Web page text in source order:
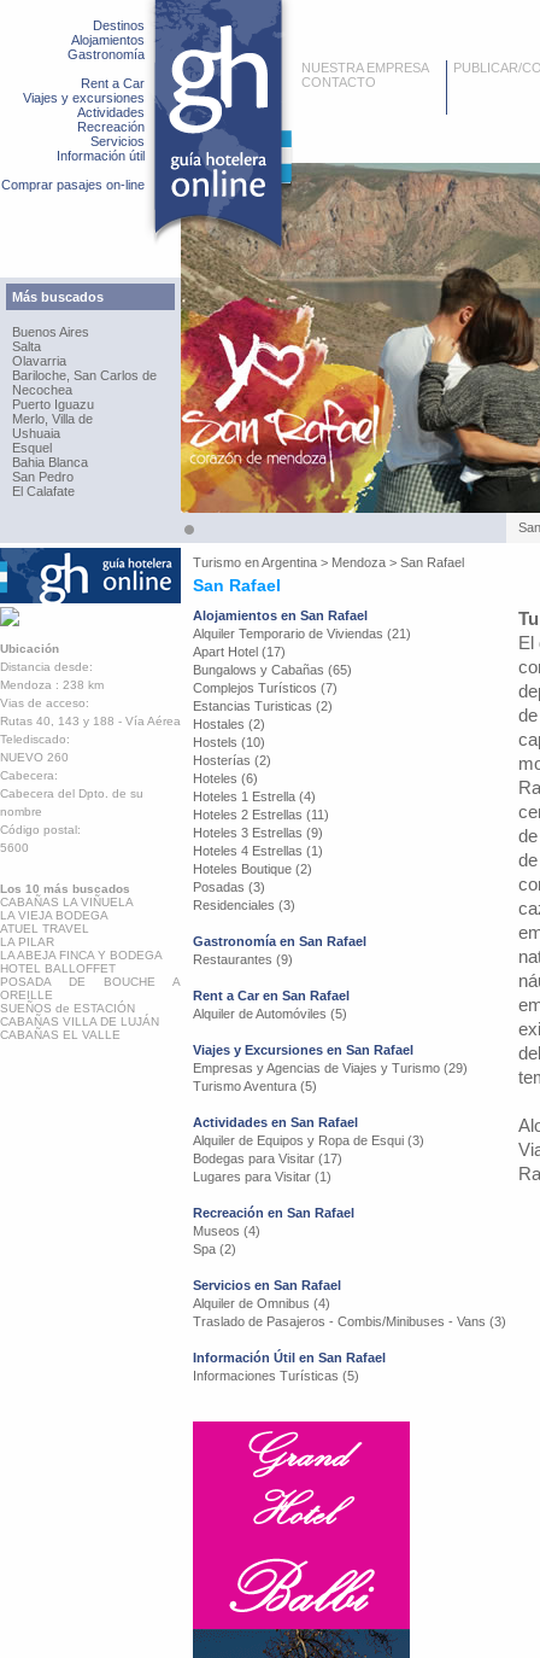
Destinos
Alojamientos
Gastronomía
Rent a Car
Viajes y excursiones
Actividades
Recreación
Servicios
Información útil
Comprar pasajes on-line
Más buscados
Buenos Aires
Salta
Olavarria
Bariloche, San Carlos de
Necochea
Puerto Iguazu
Merlo, Villa de
Ushuaia
Esquel
Bahia Blanca
San Pedro
El Calafate
NUESTRA EMPRESA
CONTACTO
PUBLICAR/
Turismo enArgentina > Mendoza > San Rafael
San Rafael
Ubicación
Distancia desde:
Mendoza : 238 km
Vias de acceso:
Rutas 40, 143 y 188 - Vía Aérea
Telediscado:
NUEVO 260
Cabecera:
Cabecera del Dpto. de su
nombre
Código postal:
5600
Los 10 más buscados
CABAÑAS LA VIÑUELA
LA VIEJA BODEGA
ATUEL TRAVEL
LA PILAR
LA ABEJA FINCA Y BODEGA
HOTEL BALLOFFET
POSADA DE BOUCHE A
OREILLE
SUEÑOS de ESTACIÓN
CABAÑAS VILLA DE LUJÁN
CABAÑAS EL VALLE
Alojamientos en San Rafael
Alquiler Temporario de Viviendas (21)
Apart Hotel (17)
Bungalows y Cabañas (65)
Complejos Turísticos (7)
Estancias Turisticas (2)
Hostales (2)
Hostels (10)
Hosterías (2)
Hoteles (6)
Hoteles 1 Estrella (4)
Hoteles 2 Estrellas (11)
Hoteles 3 Estrellas (9)
Hoteles 4 Estrellas (1)
Hoteles Boutique (2)
Posadas (3)
Residenciales (3)
Gastronomía en San Rafael
Restaurantes (9)
Rent a Car en San Rafael
Alquiler de Automóviles (5)
Viajes y Excursiones en San Rafael
Empresas y Agencias de Viajes y Turismo (29)
Turismo Aventura (5)
Actividades en San Rafael
Alquiler de Equipos y Ropa de Esqui (3)
Bodegas para Visitar (17)
Lugares para Visitar (1)
Recreación en San Rafael
Museos (4)
Spa (2)
Servicios en San Rafael
Alquiler de Omnibus (4)
Traslado de Pasajeros - Combis/Minibuses - Vans (3)
Información Útil en San Rafael
Informaciones Turísticas (5)
El